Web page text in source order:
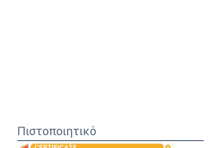
Πιστοποιητικό